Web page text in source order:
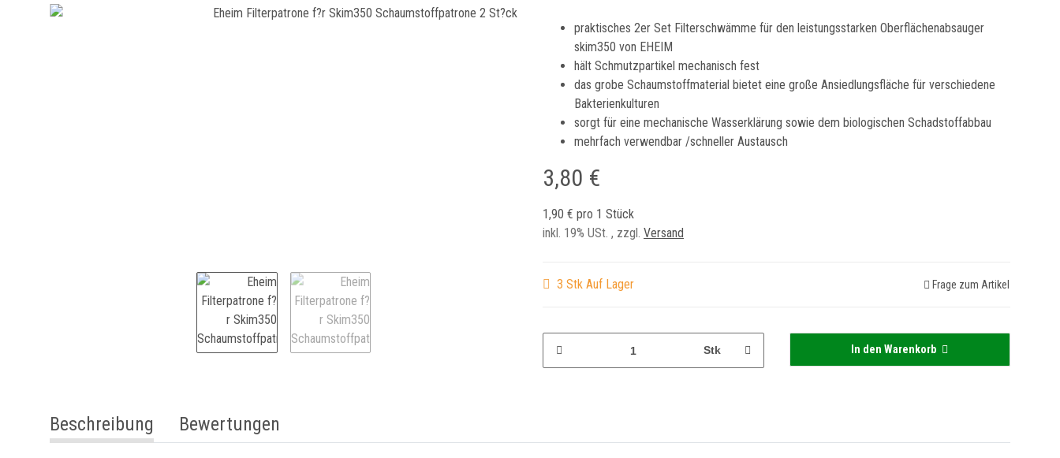
praktisches 2er Set Filterschwämme für den leistungsstarken Oberflächenabsauger
skim350 von EHEIM
hält Schmutzpartikel mechanisch fest
das grobe Schaumstoffmaterial bietet eine große Ansiedlungsfläche für verschiedene
Bakterienkulturen
sorgt für eine mechanische Wasserklärung sowie dem biologischen Schadstoffabbau
mehrfach verwendbar /schneller Austausch
3,80 €
1,90 € pro 1 Stück
inkl. 19% USt. , zzgl. Versand
3 Stk Auf Lager Frage zum Artikel
Stk In den Warenkorb
weitere Registerkarten anzeigen
Beschreibung Bewertungen